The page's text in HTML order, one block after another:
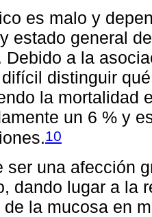
es malo y
estado general
Debido a la
distinguir
la mortalidad
un 6 % y
10
ser una afección
dando lugar a la
la mucosa en